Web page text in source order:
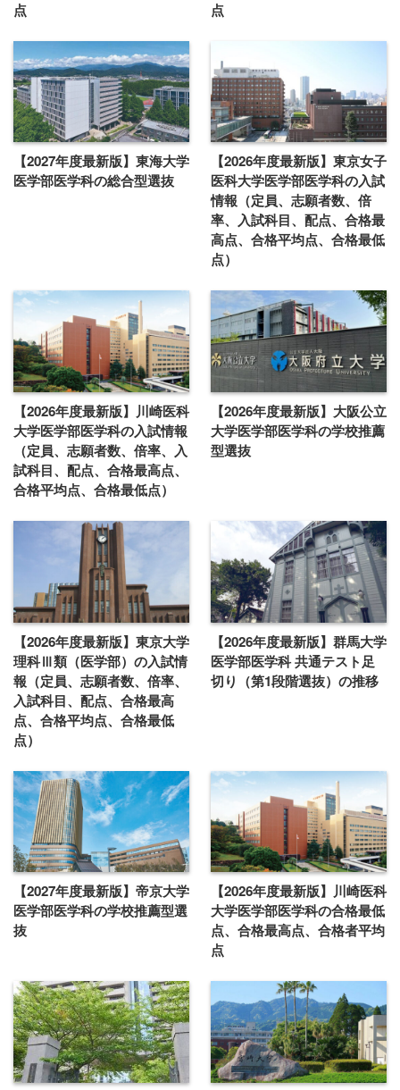
点 点
【2027年度最新版】東海大学
医学部医学科の総合型選抜
【2026年度最新版】東京女子
医科大学医学部医学科の入試
情報（定員、志願者数、倍
率、入試科目、配点、合格最
高点、合格平均点、合格最低
点）
【2026年度最新版】川崎医科
大学医学部医学科の入試情報
（定員、志願者数、倍率、入
試科目、配点、合格最高点、
合格平均点、合格最低点）
【2026年度最新版】大阪公立
大学医学部医学科の学校推薦
型選抜
【2026年度最新版】東京大学
理科Ⅲ類（医学部）の入試情
報（定員、志願者数、倍率、
入試科目、配点、合格最高
点、合格平均点、合格最低
点）
【2026年度最新版】群馬大学
医学部医学科 共通テスト足
切り（第1段階選抜）の推移
【2027年度最新版】帝京大学
医学部医学科の学校推薦型選
抜
【2026年度最新版】川崎医科
大学医学部医学科の合格最低
点、合格最高点、合格者平均
点